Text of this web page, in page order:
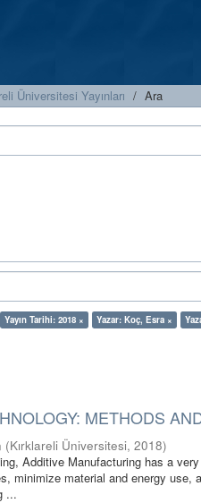
Üniversitesi Yayınları Ara
Yayın Tarihi: 2018 × Yazar: Koç, Esra ×
METHODS
(Kırklareli Üniversitesi,2018)
Additive Manufacturing has a
minimize material and energy use,
...